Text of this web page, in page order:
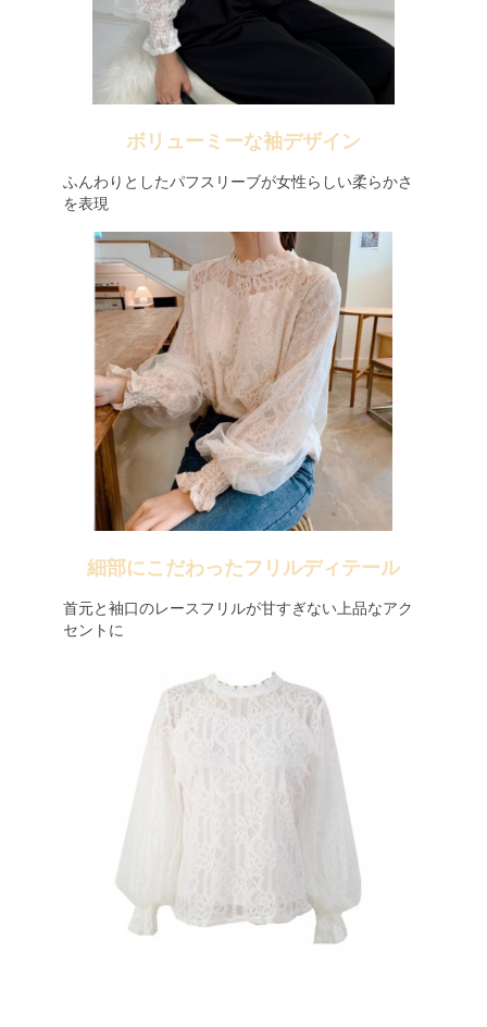
ボリューミーな袖デザイン
ふんわりとしたパフスリーブが女性らしい柔らかさ
を表現
細部にこだわったフリルディテール
首元と袖口のレースフリルが甘すぎない上品なアク
セントに